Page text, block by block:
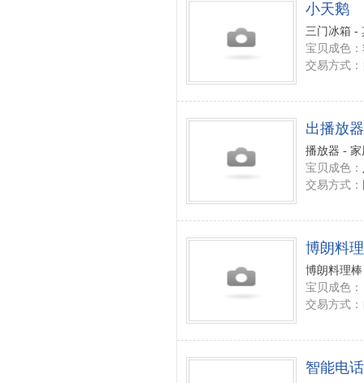
小天鹅
三门冰箱 -
宝贝成色：
交易方式：
出播放器
播放器 - 家
宝贝成色：
交易方式：
博朗料
博朗料理
宝贝成色：
交易方式：
智能电